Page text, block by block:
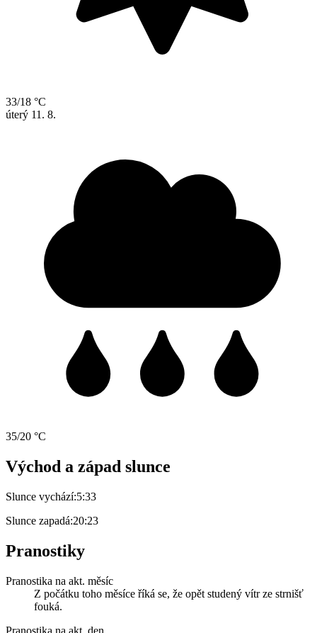
33/18 °C
úterý 11. 8.
35/20 °C
Východ a západ slunce
Slunce vychází:5:33
Slunce zapadá:20:23
Pranostiky
Pranostika na akt. měsíc
Z počátku toho měsíce říká se, že opět studený vítr ze strnišť
fouká.
Pranostika na akt. den